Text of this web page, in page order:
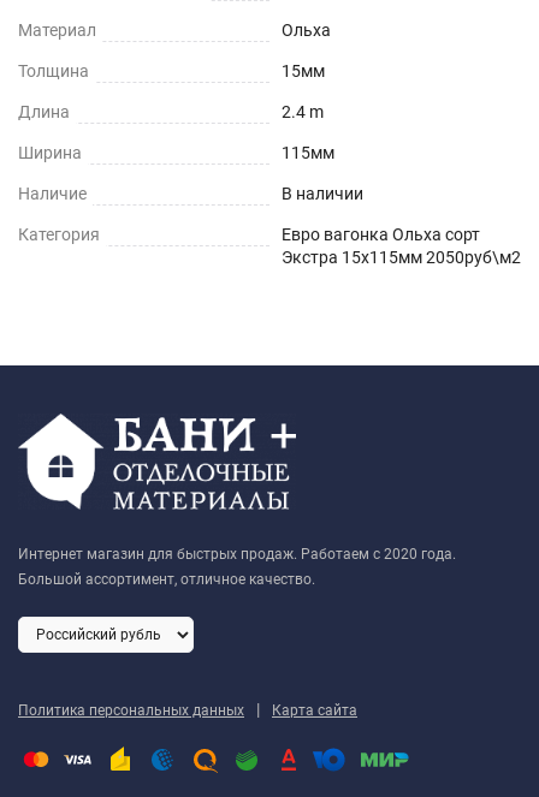
Материал Ольха
Толщина 15мм
Длина 2.4 m
Ширина 115мм
Наличие В наличии
Категория
Евро вагонка Ольха сорт
Экстра 15х115мм 2050руб\м2
Интернет магазин для быстрых продаж. Работаем с 2020 года.
Большой ассортимент, отличное качество.
Политика персональных данных | Карта сайта